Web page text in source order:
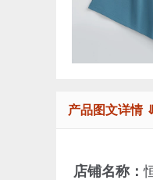
产品图文详情
店铺名称：